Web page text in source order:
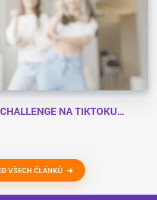
NA TIKTOKU…
VŠECH ČLÁNKŮ